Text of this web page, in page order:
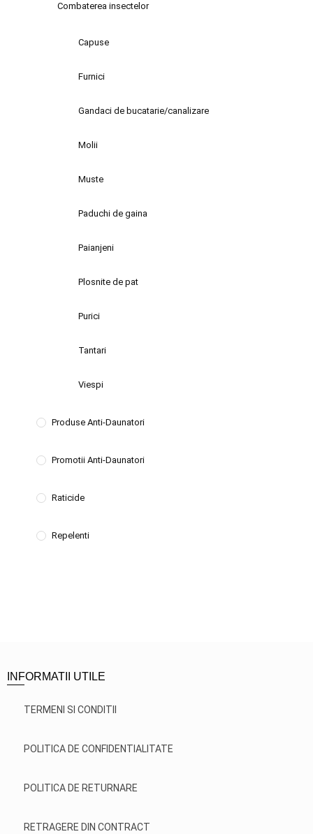
Combaterea insectelor
Capuse
Furnici
Gandaci de bucatarie/canalizare
Molii
Muste
Paduchi de gaina
Paianjeni
Plosnite de pat
Purici
Tantari
Viespi
Produse Anti-Daunatori
Promotii Anti-Daunatori
Raticide
Repelenti
INFORMATII UTILE
TERMENI SI CONDITII
POLITICA DE CONFIDENTIALITATE
POLITICA DE RETURNARE
RETRAGERE DIN CONTRACT